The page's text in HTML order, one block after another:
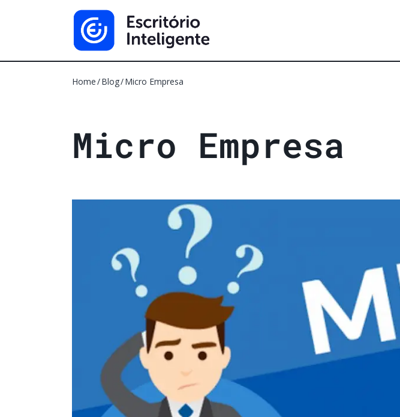
Home Blog Micro Empresa
Micro Empresa